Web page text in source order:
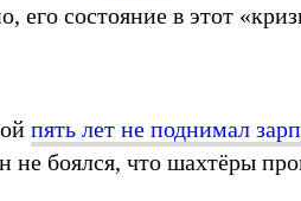
состояние в этот
пять лет не поднимал
боялся, что шахтёры